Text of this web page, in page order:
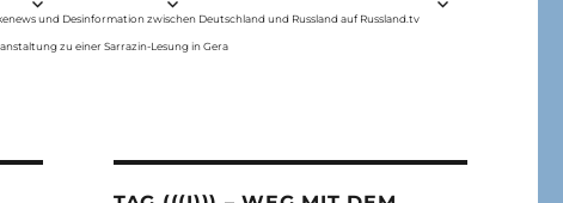
und Desinformation zwischen Deutschland und Russland auf Russland.tv
zu einer Sarrazin-Lesung in Gera